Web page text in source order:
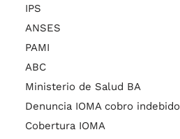
IPS
ANSES
PAMI
ABC
Ministerio de Salud BA
Denuncia IOMA cobro indebido
Cobertura IOMA